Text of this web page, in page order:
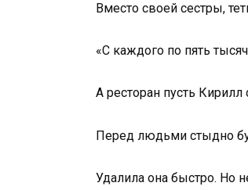
Вместо своей сестры,
«С каждого по пять
А ресторан пусть
Перед людьми стыдно
Удалила она быстро. Но